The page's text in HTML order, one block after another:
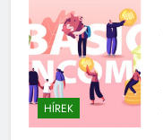
HÍREK